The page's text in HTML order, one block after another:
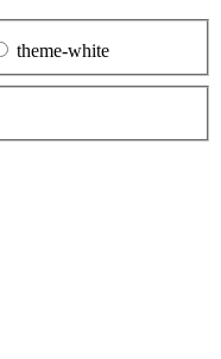
theme-white